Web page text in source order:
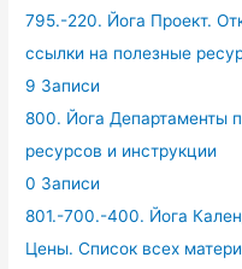
795.-220. Йога Проект.
ссылки на полезные
9 Записи
800. Йога Департаменты
ресурсов и инструкции
0 Записи
801.-700.-400. Йога
Цены. Список всех